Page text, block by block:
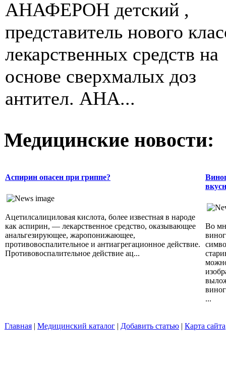
АНАФЕРОН детский ,
представитель нового
лекарственных средств на
основе сверхмалых доз
антител. АНА...
Медицинские новости:
Аспирин опасен при гриппе?
Ацетилсалициловая кислота, более известная в народе
как аспирин, — лекарственное средство, оказывающее
анальгезирующее, жаропонижающее,
противовоспалительное и антиагрегационное действие.
Противовоспалительное действие ац...
Во
...
Главная | Медицинский каталог | Добавить статью | Карта сайта